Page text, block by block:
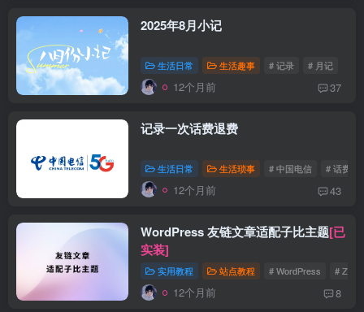
2025年8月小记
生活日常 生活趣事 # 记录 # 月记
12个月前 37
记录一次话费退费
生活日常 生活琐事 # 中国电信 # 话费
12个月前 43
WordPress 友链文章适配子比主题[已
实装]
实用教程 站点教程 # WordPress # Zibll
12个月前 8